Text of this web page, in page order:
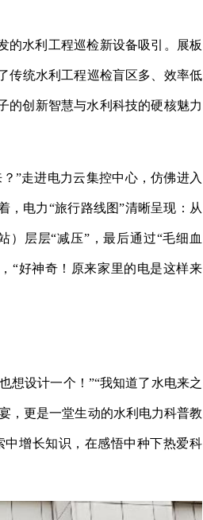
的水利工程巡检新设备吸引。展板
传统水利工程巡检盲区多、效率低
的创新智慧与水利科技的硬核魅力
”走进电力云集控中心，仿佛进入
，电力“旅行路线图”清晰呈现：从
）层层“减压”，最后通过“毛细血
“好神奇！原来家里的电是这样来
想设计一个！”“我知道了水电来之
，更是一堂生动的水利电力科普教
增长知识，在感悟中种下热爱科